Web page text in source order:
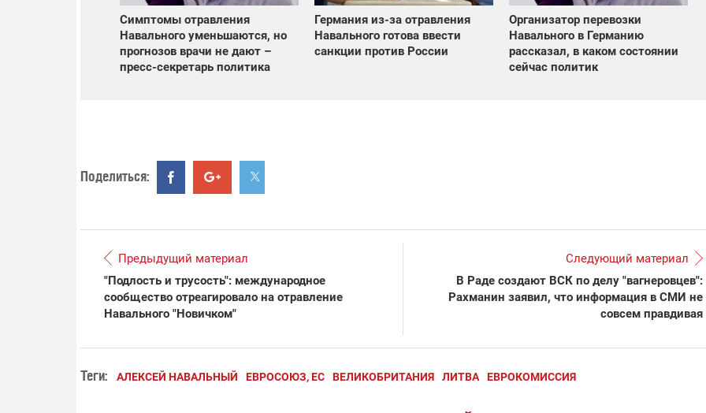
Симптомы отравления
Навального уменьшаются, но
прогнозов врачи не дают –
пресс-секретарь политика
Германия из-за отравления
Навального готова ввести
санкции против России
Организатор перевозки
Навального в Германию
рассказал, в каком состоянии
сейчас политик
Поделиться:
Предыдущий материал
"Подлость и трусость": международное
сообщество отреагировало на отравление
Навального "Новичком"
Следующий материал
В Раде создают ВСК по делу "вагнеровцев":
Рахманин заявил, что информация в СМИ не
совсем правдивая
Теги: АЛЕКСЕЙ НАВАЛЬНЫЙ ЕВРОСОЮЗ, ЕС ВЕЛИКОБРИТАНИЯ ЛИТВА ЕВРОКОМИССИЯ